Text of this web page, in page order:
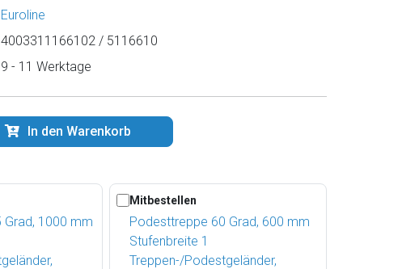
Euroline
4003311166102 / 5116610
9 - 11 Werktage
In den Warenkorb
1000 mm
Mitbestellen
Podesttreppe 60 Grad, 600 mm
Stufenbreite 1
Treppen-/Podestgeländer,